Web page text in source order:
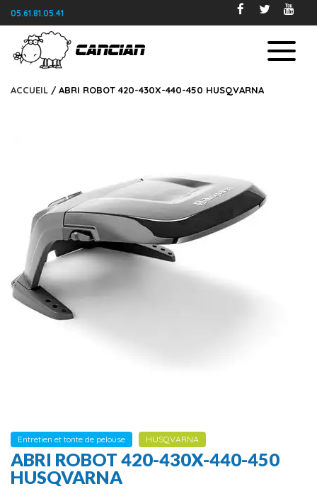
05.61.81.05.41
ACCUEIL / ABRI ROBOT 420-430X-440-450 HUSQVARNA
Entretien et tonte de pelouse HUSQVARNA
ABRI ROBOT 420-430X-440-450
HUSQVARNA